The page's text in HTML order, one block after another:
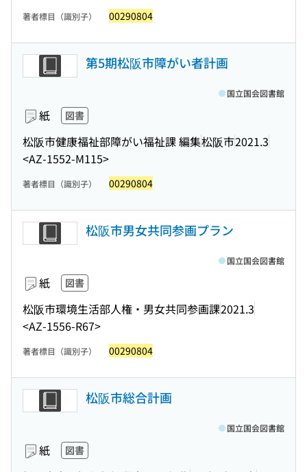
著者標目（識別子） 00290804
第5期松阪市障がい者計画
紙 図書
松阪市健康福祉部障がい福祉課 編集松阪市2021.3
<AZ-1552-M115>
国立国会図書館
著者標目（識別子） 00290804
松阪市男女共同参画プラン
紙 図書
松阪市環境生活部人権・男女共同参画課2021.3
<AZ-1556-R67>
国立国会図書館
著者標目（識別子） 00290804
松阪市総合計画
紙 図書
国立国会図書館